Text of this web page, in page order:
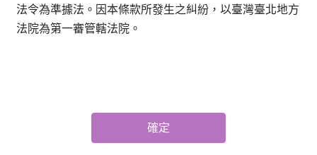
法令為準據法。因本條款所發生之糾紛，以臺灣臺北地方
法院為第一審管轄法院。
確定